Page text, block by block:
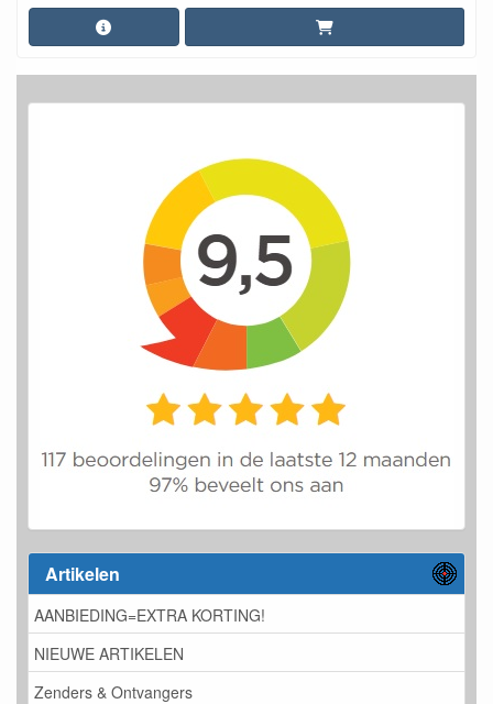
Artikelen
AANBIEDING=EXTRA KORTING!
NIEUWE ARTIKELEN
Zenders & Ontvangers